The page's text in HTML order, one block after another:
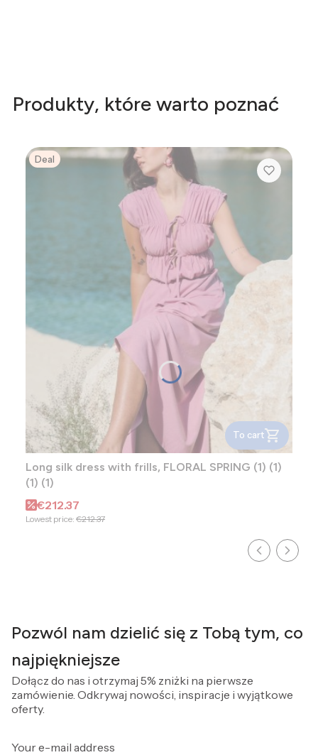
Produkty, które warto poznać
Deal
To cart
Long silk dress with frills, FLORAL SPRING (1) (1)
(1) (1)
Promotional price
€212.37
Lowest price: €212.37
Pozwól nam dzielić się z Tobą tym, co
najpiękniejsze
Dołącz do nas i otrzymaj 5% zniżki na pierwsze
zamówienie. Odkrywaj nowości, inspiracje i wyjątkowe
oferty.
Your e-mail address